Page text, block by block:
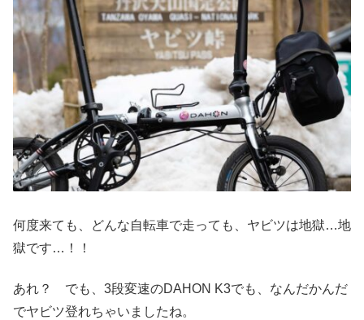
何度来ても、どんな自転車で走っても、ヤビツは地獄…地
獄です…！！
あれ？ でも、3段変速のDAHON K3でも、なんだかんだ
でヤビツ登れちゃいましたね。